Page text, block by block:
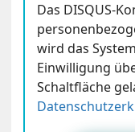
Das DISQUS-
wird das
Einwilligung
Schaltfläche